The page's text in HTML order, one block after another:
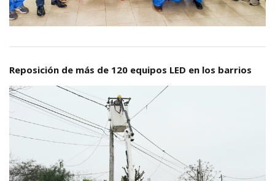
Reposición de más de 120 equipos LED en los barrios